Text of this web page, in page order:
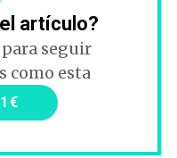
artículo?
seguir
como esta